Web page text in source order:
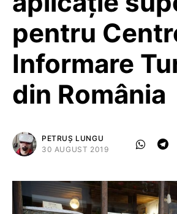
pentru
Informare
din România
PETRUȘ LUNGU
30 AUGUST 2019